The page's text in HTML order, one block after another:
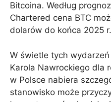
Bitcoina. Według
Chartered cena BTC
dolarów do końca 2025 r.
W świetle tych
Karola Nawrockiego dla
w Polsce nabiera
stanowisko może